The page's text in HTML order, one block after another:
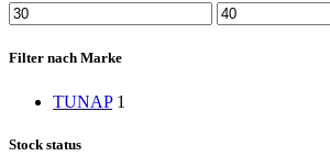
Min.
Preis
Max.
Preis
Filter nach Marke
TUNAP 1
Stock status